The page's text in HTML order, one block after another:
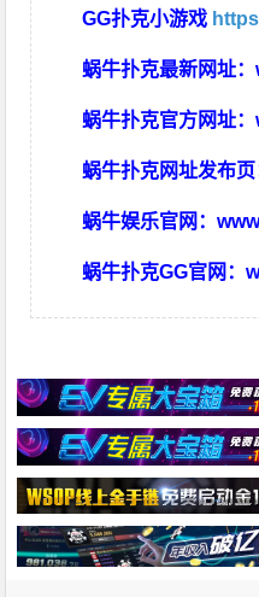
GG扑克小游戏
蜗牛扑克最新网址：
蜗牛扑克官方网址：
蜗牛扑克网址发布
蜗牛娱乐官网：
蜗牛扑克GG官网：